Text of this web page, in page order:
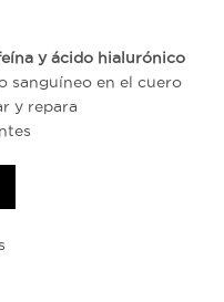
y ácido hialurónico
sanguíneo en el cuero
y repara